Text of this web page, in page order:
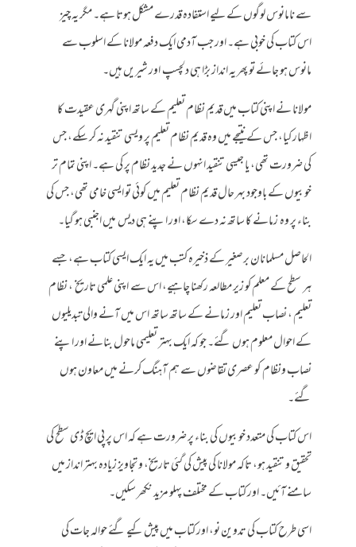
سے نامانوس لوگوں کے لیے استفادہ قدرے مشکل ہوتا ہے۔ مگر یہ چیز
اس کتاب کی خوبی ہے۔ اور جب آدمی ایک دفعہ مولانا کے اسلوب سے
مانوس ہو جائے تو پھر یہ انداز بڑا ہی دلچسپ اور شیریں ہیں۔
مولانا نے اپنی کتاب میں قدیم نظام تعلیم کے ساتھ اپنی گہری عقیدت کا
اظہار کیا، جس کے نتیجے میں وہ قدیم نظام تعلیم پر ویسی تنقید نہ کر سکے، جس
کی ضرورت تھی، یا جیسی تنقید انہوں نے جدید نظام پر کی ہے۔ اپنی تمام تر
خوبیوں کے باوجود بہر حال قدیم نظام تعلیم میں کوئی تو ایسی خامی تھی، جس کی
بناء پر وہ زمانے کا ساتھ نہ دے سکا، اور اپنے ہی دیس میں اجنبی ہو گیا۔
الحاصل مسلمانان برصغیر کے ذخیرہ کتب میں یہ ایک ایسی کتاب ہے، جسے
ہر سطح کے معلم کو زیر مطالعہ رکھنا چاہیے، اس سے اپنی علمی تاریخ ، نظام
تعلیم ، نصاب تعلیم اور زمانے کے ساتھ ساتھ اس میں آنے والی تبدیلیوں
کے احوال معلوم ہوں گئے۔ جو کہ ایک بہتر تعلیمی ماحول بنانے اور اپنے
نصاب ونظام کو عصری تقاضوں سے ہم آہنگ کرنے میں معاون ہوں
گئے۔
اس کتاب کی متعدد خوبیوں کی بناء پر ضرورت ہے کہ اس پر پی ایچ ڈی سطح کی
تحقیق و تنقید ہو، تاکہ مولانا کی پیش کی گئی تاریخ، و تجاویز زیادہ بہتر انداز میں
سامنے آئیں۔ اور کتاب کے مختلف پہلو مزید نکھر سکیں۔
اسی طرح کتاب کی تدوین نو، اور کتاب میں پیش کیے گئے حوالہ جات کی